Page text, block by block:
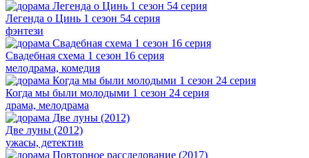
Легенда о Цинь 1 сезон 54 серия
фэнтези
Свадебная схема 1 сезон 16 серия
мелодрама, комедия
Когда мы были молодыми 1 сезон 24 серия
драма, мелодрама
Две луны (2012)
ужасы, детектив